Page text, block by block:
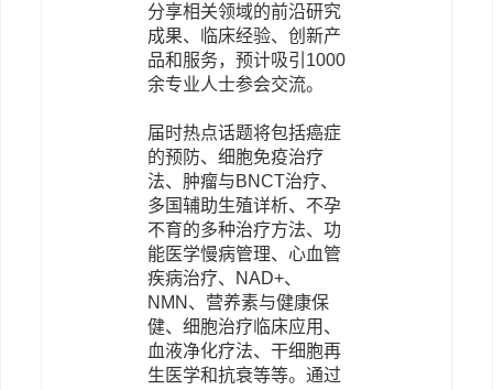
分享相关领域的前沿研究
成果、临床经验、创新产
品和服务，预计吸引1000
余专业人士参会交流。
届时热点话题将包括癌症
的预防、细胞免疫治疗
法、肿瘤与BNCT治疗、
多国辅助生殖详析、不孕
不育的多种治疗方法、功
能医学慢病管理、心血管
疾病治疗、NAD+、
NMN、营养素与健康保
健、细胞治疗临床应用、
血液净化疗法、干细胞再
生医学和抗衰等等。通过